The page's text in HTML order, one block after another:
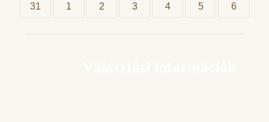
31 1 2 3 4 5 6